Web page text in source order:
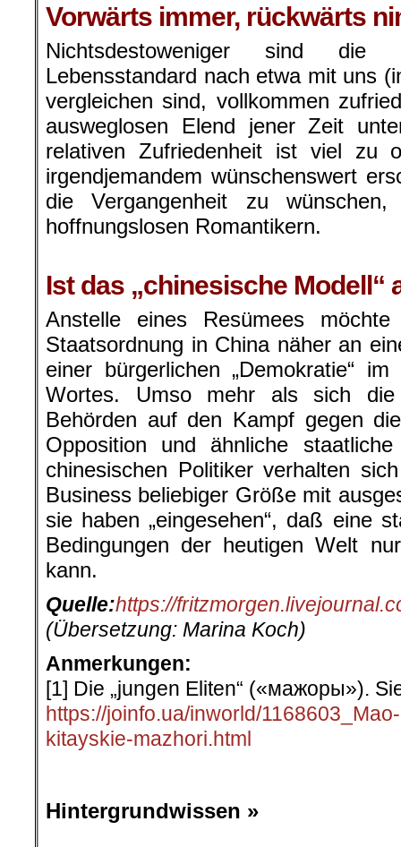
Vorwärts immer, rückwärts
Nichtsdestoweniger sind
Lebensstandard nach etwa mit uns
vergleichen sind, vollkommen
ausweglosen Elend jener Zeit
relativen Zufriedenheit ist viel zu
irgendjemandem wünschenswert
die Vergangenheit zu
hoffnungslosen Romantikern.
Ist das „chinesische Modell“
Anstelle eines Resümees
Staatsordnung in China näher an
einer bürgerlichen „Demokratie“
Wortes. Umso mehr als sich die
Behörden auf den Kampf gegen
Opposition und ähnliche
chinesischen Politiker verhalten
Business beliebiger Größe mit
sie haben „eingesehen“, daß eine
Bedingungen der heutigen Welt
kann.
Quelle:https://
(Übersetzung: Marina Koch)
Anmerkungen:
[1] Die „jungen Eliten“ («мажоры»).
https://joinfo.ua/inworld/
kitayskie-mazhori.html
Hintergrundwissen »